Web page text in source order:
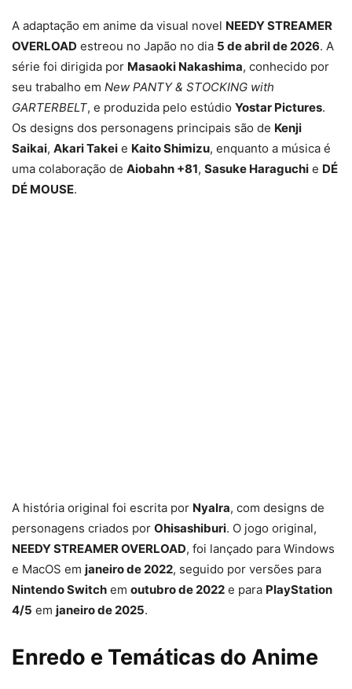
A adaptação em anime da visual novel NEEDY STREAMER
OVERLOAD estreou no Japão no dia 5 de abril de 2026. A
série foi dirigida por Masaoki Nakashima, conhecido por
seu trabalho em New PANTY & STOCKING with
GARTERBELT, e produzida pelo estúdio Yostar Pictures.
Os designs dos personagens principais são de Kenji
Saikai, Akari Takei e Kaito Shimizu, enquanto a música é
uma colaboração de Aiobahn +81, Sasuke Haraguchi e DÉ
DÉ MOUSE.
A história original foi escrita por Nyalra, com designs de
personagens criados por Ohisashiburi. O jogo original,
NEEDY STREAMER OVERLOAD, foi lançado para Windows
e MacOS em janeiro de 2022, seguido por versões para
Nintendo Switch em outubro de 2022 e para PlayStation
4/5 em janeiro de 2025.
Enredo e Temáticas do Anime